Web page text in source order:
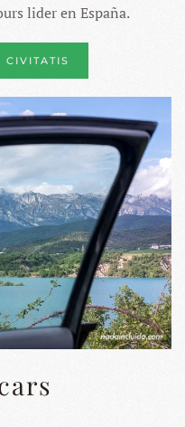
lider en España.
CIVITATIS